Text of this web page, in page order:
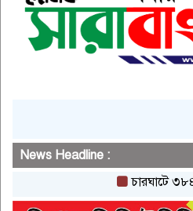
News Headline :
চারঘাটে ৩৮৪